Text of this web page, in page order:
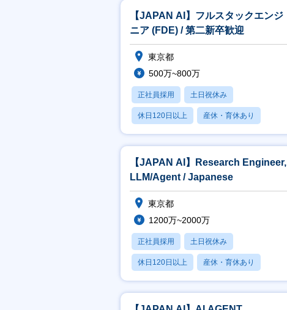
【JAPAN AI】フルスタックエンジ
ニア (FDE) / 第二新卒歓迎
東京都
500万~800万
正社員採用 土日祝休み
休日120日以上 産休・育休あり
賞与あり
【JAPAN AI】Research Engineer,
LLM/Agent / Japanese
東京都
1200万~2000万
正社員採用 土日祝休み
休日120日以上 産休・育休あり
賞与あり